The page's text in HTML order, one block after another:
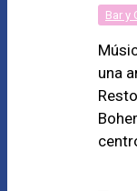
Bar y
una